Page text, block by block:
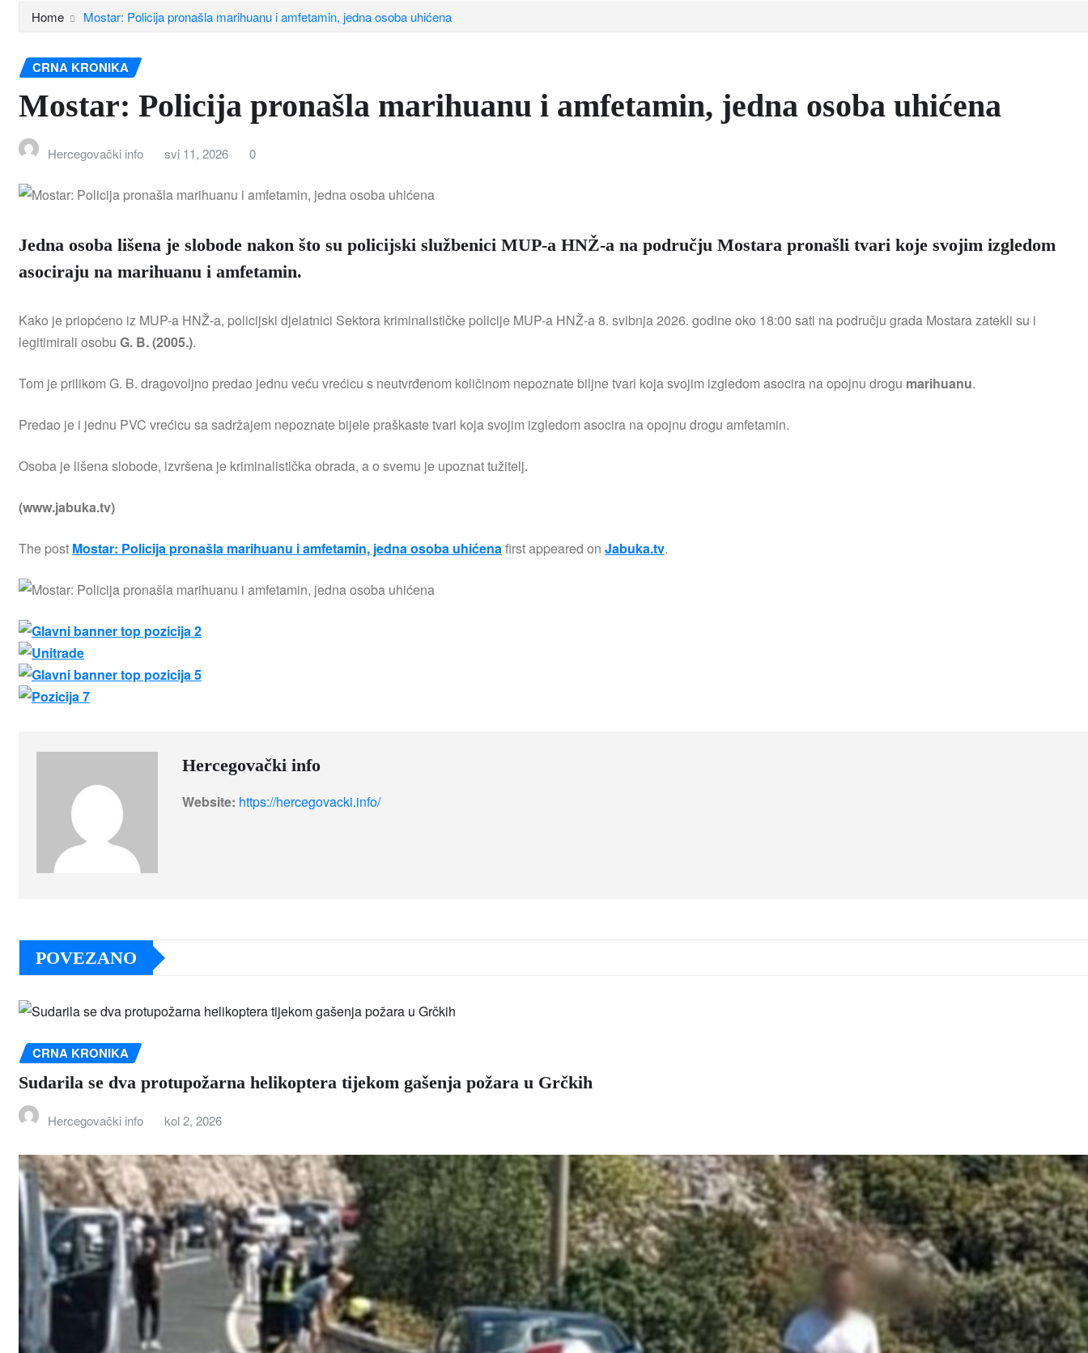
Home Mostar: Policija pronašla marihuanu i amfetamin, jedna osoba uhićena
CRNA KRONIKA
Mostar: Policija pronašla marihuanu i amfetamin, jedna osoba uhićena
Hercegovački info svi 11, 2026 0
Jedna osoba lišena je slobode nakon što su policijski službenici MUP-a HNŽ-a na području Mostara pronašli tvari koje svojim izgledom
asociraju na marihuanu i amfetamin.
Kako je priopćeno iz MUP-a HNŽ-a, policijski djelatnici Sektora kriminalističke policije MUP-a HNŽ-a 8. svibnja 2026. godine oko 18:00 sati na području grada Mostara zatekli su i
legitimirali osobu G. B. (2005.).
Tom je prilikom G. B. dragovoljno predao jednu veću vrećicu s neutvrđenom količinom nepoznate biljne tvari koja svojim izgledom asocira na opojnu drogu marihuanu.
Predao je i jednu PVC vrećicu sa sadržajem nepoznate bijele praškaste tvari koja svojim izgledom asocira na opojnu drogu amfetamin.
Osoba je lišena slobode, izvršena je kriminalistička obrada, a o svemu je upoznat tužitelj.
(www.jabuka.tv)
The post Mostar: Policija pronašla marihuanu i amfetamin, jedna osoba uhićenafirst appeared on Jabuka.tv.
Hercegovački info
Website: https://hercegovacki.info/
POVEZANO
CRNA KRONIKA
Sudarila se dva protupožarna helikoptera tijekom gašenja požara u Grčkih
Hercegovački info kol 2, 2026